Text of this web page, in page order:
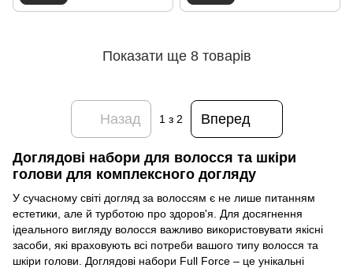
Показати ще 8 товарів
Назад 1з 2 Вперед
Доглядові набори для волосся та шкіри
голови для комплексного догляду
У сучасному світі догляд за волоссям є не лише питанням
естетики, але й турботою про здоров'я. Для досягнення
ідеального вигляду волосся важливо використовувати якісні
засоби, які враховують всі потреби вашого типу волосся та
шкіри голови. Доглядові набори Full Force – це унікальні